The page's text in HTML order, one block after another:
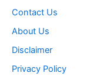
Contact Us
About Us
Disclaimer
Privacy Policy